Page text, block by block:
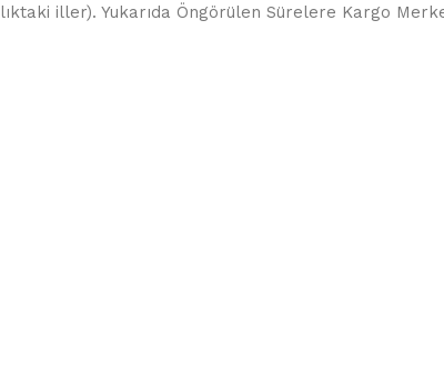
iller). Yukarıda Öngörülen Sürelere Kargo